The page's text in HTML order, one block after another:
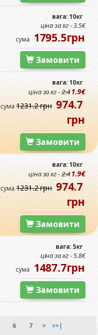
вага: 10кг
ціна за кг - 3.5€
сума 1795.5грн
Замовити
вага: 10кг
ціна за кг -2.41.9€
сума 1231.2 грн 974.7
грн
Замовити
вага: 10кг
ціна за кг -2.41.9€
сума 1231.2 грн 974.7
грн
Замовити
вага: 5кг
ціна за кг - 5.8€
сума 1487.7грн
Замовити
6 7 > >>|